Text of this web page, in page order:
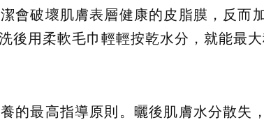
會破壞肌膚表層健康的皮脂膜，反而
後用柔軟毛巾輕輕按乾水分，就能最大
的最高指導原則。曬後肌膚水分散失